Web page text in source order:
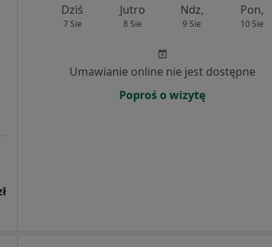
Dziś
7 Sie
Jutro
8 Sie
Ndz,
9 Sie
Pon,
10 Sie
Umawianie online nie jest dostępne
Poproś o wizytę